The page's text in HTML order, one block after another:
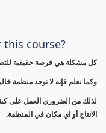
course?
كل مشكلة هي فرصة حقيقية
وكما نعلم فإنه لا توجد منظمة
لذلك من الضروري العمل على
الانتاج أو اي مكان في المنظمة.